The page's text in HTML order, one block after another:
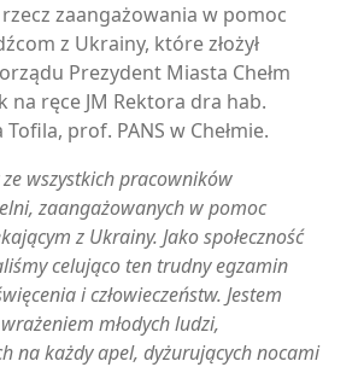
zaangażowania w pomoc
z Ukrainy, które złożył
Prezydent Miasta Chełm
na ręce JM Rektora dra hab.
prof. PANS w Chełmie.
wszystkich pracowników
zaangażowanych w pomoc
z Ukrainy. Jako społeczność
celująco ten trudny egzamin
i człowieczeństw. Jestem
młodych ludzi,
na każdy apel, dyżurujących nocami